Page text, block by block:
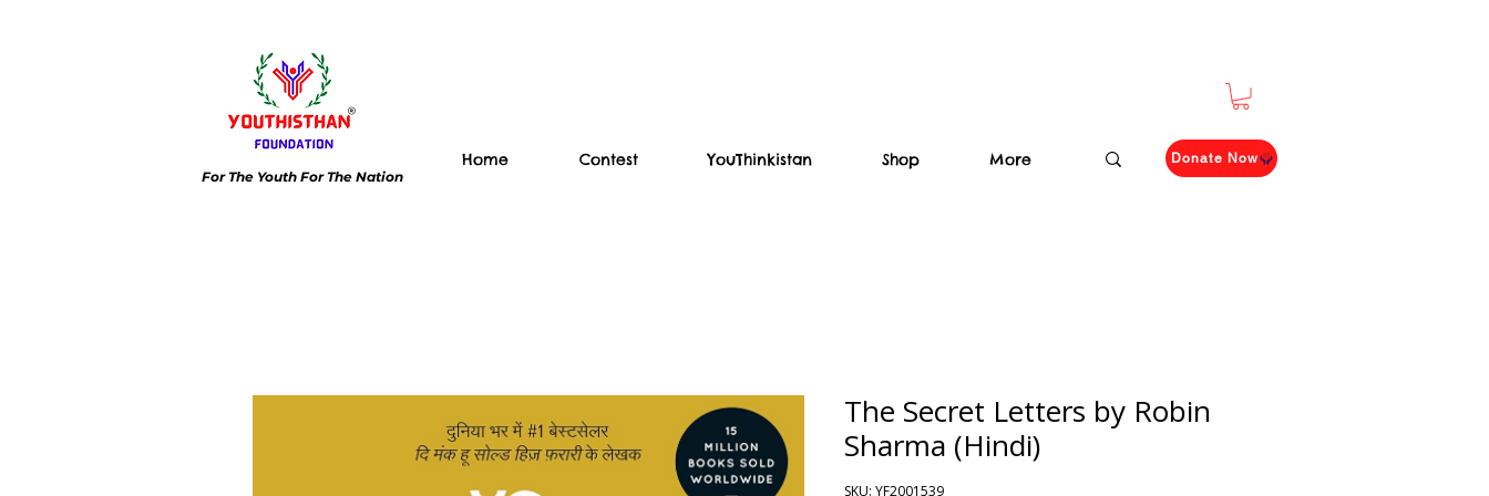
For The Youth For The Nation
Home Contest YouThinkistan Shop More Donate Now
The Secret Letters by Robin
Sharma (Hindi)
SKU: YF2001539